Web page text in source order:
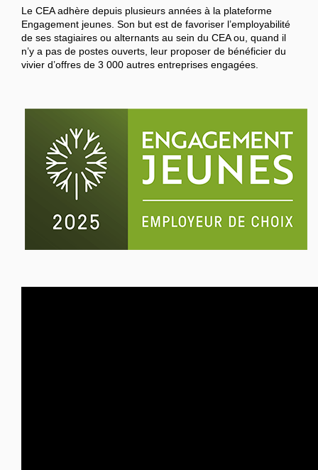
Le CEA adhère depuis plusieurs années à la plateforme
Engagement jeunes. Son but est de favoriser l’employabilité
de ses stagiaires ou alternants au sein du CEA ou, quand il
n’y a pas de postes ouverts, leur proposer de bénéficier du
vivier d’offres de 3 000 autres entreprises engagées.